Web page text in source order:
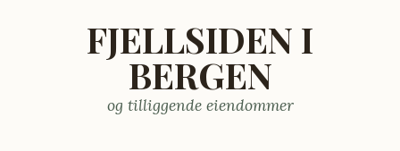
FJELLSIDEN I
BERGEN
og tilliggende eiendommer